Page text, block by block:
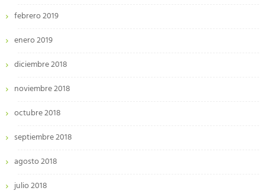
febrero 2019
enero 2019
diciembre 2018
noviembre 2018
octubre 2018
septiembre 2018
agosto 2018
julio 2018